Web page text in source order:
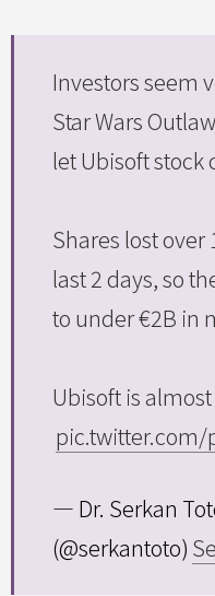
Investors seem
Star Wars
let Ubisoft stock
Shares lost
last 2 days, so
to under €2B in
Ubisoft is
pic.twitter.com/
— Dr. Serkan
(@serkantoto)